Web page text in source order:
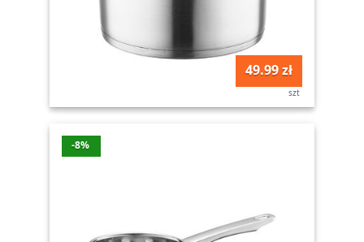
49.99 zł
szt
-8%